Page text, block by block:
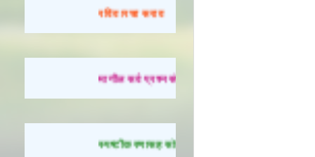
रविवारचा सराव
मागील सर्व प्रश्नसंच सोडवण्यासाठी येथे क्लिक करा.
स्पष्टीकरणासह सोडवलेले प्रश्न पाहण्यासाठी येथे